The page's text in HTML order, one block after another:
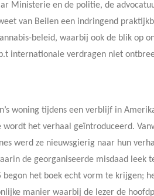
Ministerie en de politie, de
van Beilen een indringend
beleid, waarbij ook de blik op
m.b.t internationale
woning tijdens een verblijf in
het verhaal geïntroduceerd.
werd ze nieuwsgierig naar hun
de georganiseerde misdaad leek
het boek echt vorm te krijgen;
manier waarbij de lezer de